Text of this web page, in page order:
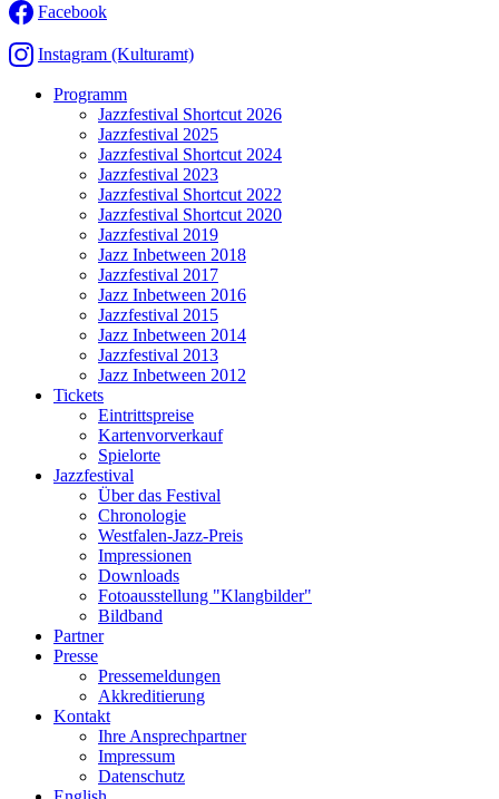
Facebook
Instagram (Kulturamt)
Programm
Jazzfestival Shortcut 2026
Jazzfestival 2025
Jazzfestival Shortcut 2024
Jazzfestival 2023
Jazzfestival Shortcut 2022
Jazzfestival Shortcut 2020
Jazzfestival 2019
Jazz Inbetween 2018
Jazzfestival 2017
Jazz Inbetween 2016
Jazzfestival 2015
Jazz Inbetween 2014
Jazzfestival 2013
Jazz Inbetween 2012
Tickets
Eintrittspreise
Kartenvorverkauf
Spielorte
Jazzfestival
Über das Festival
Chronologie
Westfalen-Jazz-Preis
Impressionen
Downloads
Fotoausstellung "Klangbilder"
Bildband
Partner
Presse
Pressemeldungen
Akkreditierung
Kontakt
Ihre Ansprechpartner
Impressum
Datenschutz